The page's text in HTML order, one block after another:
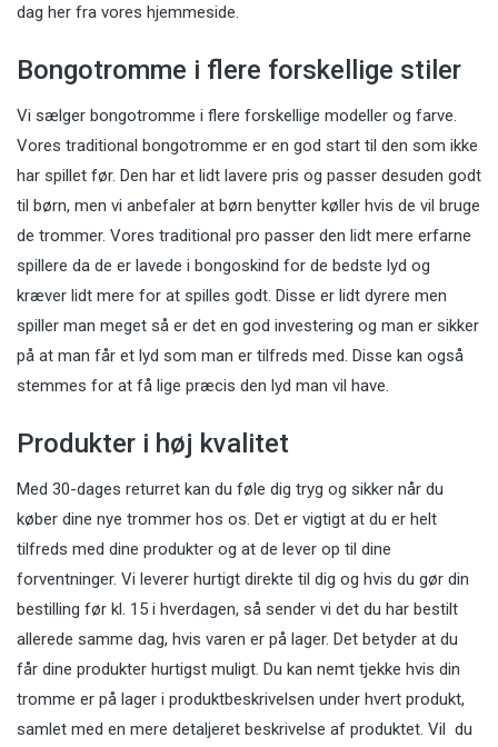
dag her fra vores hjemmeside.
Bongotromme i flere forskellige stiler
Vi sælger bongotromme i flere forskellige modeller og farve.
Vores traditional bongotromme er en god start til den som ikke
har spillet før. Den har et lidt lavere pris og passer desuden godt
til børn, men vi anbefaler at børn benytter køller hvis de vil bruge
de trommer. Vores traditional pro passer den lidt mere erfarne
spillere da de er lavede i bongoskind for de bedste lyd og
kræver lidt mere for at spilles godt. Disse er lidt dyrere men
spiller man meget så er det en god investering og man er sikker
på at man får et lyd som man er tilfreds med. Disse kan også
stemmes for at få lige præcis den lyd man vil have.
Produkter i høj kvalitet
Med 30-dages returret kan du føle dig tryg og sikker når du
køber dine nye trommer hos os. Det er vigtigt at du er helt
tilfreds med dine produkter og at de lever op til dine
forventninger. Vi leverer hurtigt direkte til dig og hvis du gør din
bestilling før kl. 15 i hverdagen, så sender vi det du har bestilt
allerede samme dag, hvis varen er på lager. Det betyder at du
får dine produkter hurtigst muligt. Du kan nemt tjekke hvis din
tromme er på lager i produktbeskrivelsen under hvert produkt,
samlet med en mere detaljeret beskrivelse af produktet. Vil du